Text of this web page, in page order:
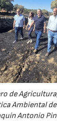
de
Ambiental
Antonio